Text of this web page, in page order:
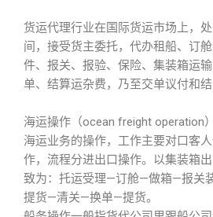
货运代理行业在国际货运市场上，
间，接受货主委托，代办租船、订
件、报关、报验、保险、集装箱运
单、结算运杂费，乃至交单议付和结
海运操作（ocean freight operation
海运业务的操作，工作主要对口客
作，流程分进出口操作。以集装箱
致为：托运受理—订舱—做箱—报关
提货—清关—换单—提货。